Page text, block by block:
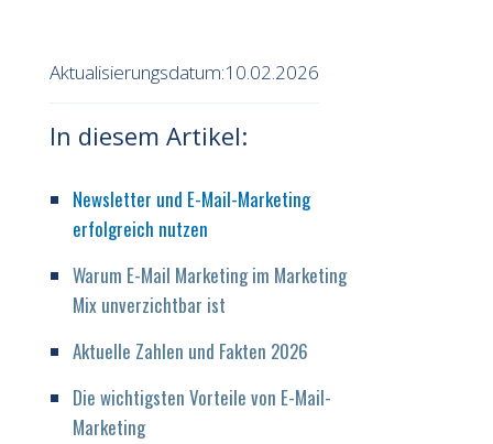
Aktualisierungsdatum:10.02.2026
In diesem Artikel:
Newsletter und E-Mail-Marketing
erfolgreich nutzen
Warum E-Mail Marketing im Marketing
Mix unverzichtbar ist
Aktuelle Zahlen und Fakten 2026
Die wichtigsten Vorteile von E-Mail-
Marketing